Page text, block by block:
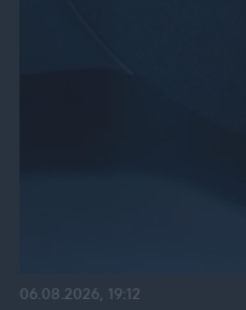
06.08.2026, 19:12